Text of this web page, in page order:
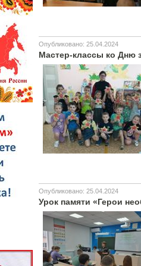
Опубликовано: 25.04.2024
Мастер-классы ко Дню
Опубликовано: 25.04.2024
Урок памяти «Герои